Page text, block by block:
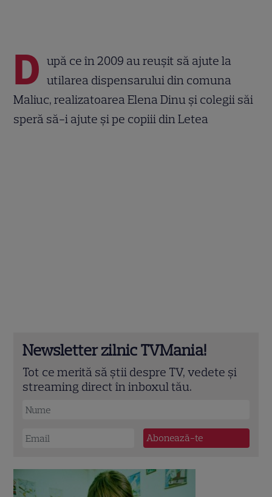
D upă ce în 2009 au reuşit să ajute la
utilarea dispensarului din comuna
Maliuc, realizatoarea Elena Dinu şi colegii săi
speră să-i ajute şi pe copiii din Letea
Newsletter zilnic TVMania!
Tot ce merită să știi despre TV, vedete și
streaming direct în inboxul tău.